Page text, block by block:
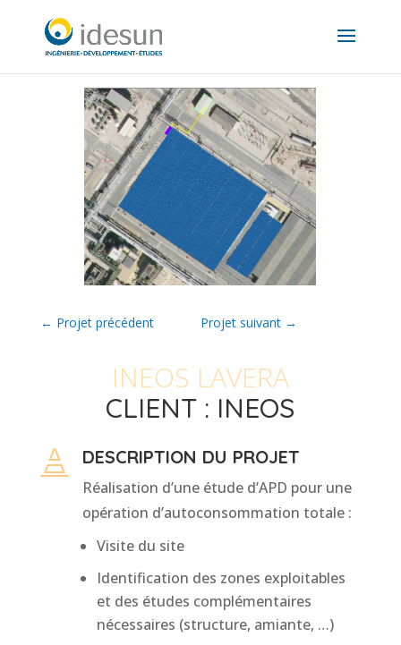
← Projet précédent Projet suivant→
INEOS LAVERA
CLIENT : INEOS
 DESCRIPTION DU PROJET
Réalisation d’une étude d’APD pour une
opération d’autoconsommation totale :
Visite du site
Identification des zones exploitables
et des études complémentaires
nécessaires (structure, amiante, …)